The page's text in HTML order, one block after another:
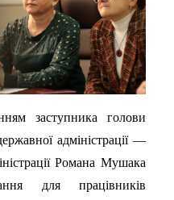
заступника голови
адміністрації —
Романа Мушака
для працівників